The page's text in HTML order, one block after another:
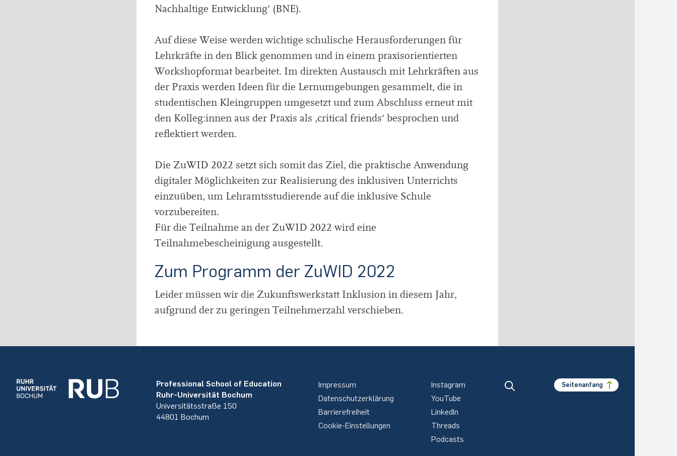
Nachhaltige Entwicklung‘ (BNE).
Auf diese Weise werden wichtige schulische Herausforderungen für
Lehrkräfte in den Blick genommen und in einem praxisorientierten
Workshopformat bearbeitet. Im direkten Austausch mit Lehrkräften aus
der Praxis werden Ideen für die Lernumgebungen gesammelt, die in
studentischen Kleingruppen umgesetzt und zum Abschluss erneut mit
den Kolleg:innen aus der Praxis als ‚critical friends‘ besprochen und
reflektiert werden.
Die ZuWID 2022 setzt sich somit das Ziel, die praktische Anwendung
digitaler Möglichkeiten zur Realisierung des inklusiven Unterrichts
einzuüben, um Lehramtsstudierende auf die inklusive Schule
vorzubereiten.
Für die Teilnahme an der ZuWID 2022 wird eine
Teilnahmebescheinigung ausgestellt.
Zum Programm der ZuWID 2022
Leider müssen wir die Zukunftswerkstatt Inklusion in diesem Jahr,
aufgrund der zu geringen Teilnehmerzahl verschieben.
Professional School of Education
Ruhr-Universität Bochum
Universitätsstraße 150
44801 Bochum
Impressum
Datenschutzerklärung
Barrierefreiheit
Cookie-Einstellungen
Instagram
YouTube
LinkedIn
Threads
Podcasts
Seitenanfang